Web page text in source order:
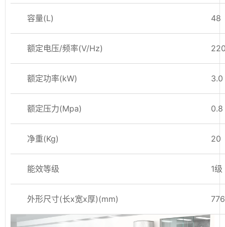
容量(L) 48
额定电压/频率(V/Hz)
额定功率(kW) 3.0
额定压力(Mpa) 0.8
净重(Kg) 20
能效等级 1级
外形尺寸(长x宽x厚)(mm)